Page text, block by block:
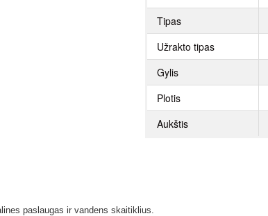
Tipas
Užrakto tipas
Gylis
Plotis
Aukštis
paslaugas ir vandens skaitiklius.